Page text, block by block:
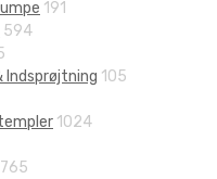
191
594
Indsprøjtning 105
1024
765